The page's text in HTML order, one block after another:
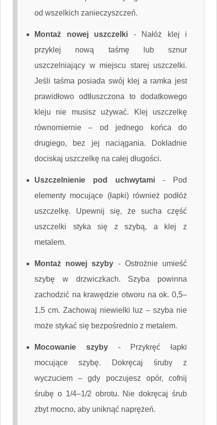
od wszelkich zanieczyszczeń.
Montaż nowej uszczelki -
Nałóż klej i
przyklej nową taśmę lub sznur
uszczelniający w miejscu starej uszczelki.
Jeśli taśma posiada swój klej a ramka jest
prawidłowo odtłuszczona to dodatkowego
kleju nie musisz używać. Klej uszczelkę
równomiernie – od jednego końca do
drugiego, bez jej naciągania. Dokładnie
dociskaj uszczelkę na całej długości.
Uszczelnienie pod uchwytami -
Pod
elementy mocujące (łapki) również podłóż
uszczelkę. Upewnij się, że sucha część
uszczelki styka się z szybą, a klej z
metalem.
Montaż nowej szyby - Ostrożnie umieść
szybę w drzwiczkach. Szyba powinna
zachodzić na krawędzie otworu na ok. 0,5–
1,5 cm. Zachowaj niewielki luz – szyba nie
może stykać się bezpośrednio z metalem.
Mocowanie szyby-
Przykręć łapki
mocujące szybę. Dokręcaj śruby z
wyczuciem – gdy poczujesz opór, cofnij
śrubę o 1/4–1/2 obrotu. Nie dokręcaj śrub
zbyt mocno, aby uniknąć naprężeń.